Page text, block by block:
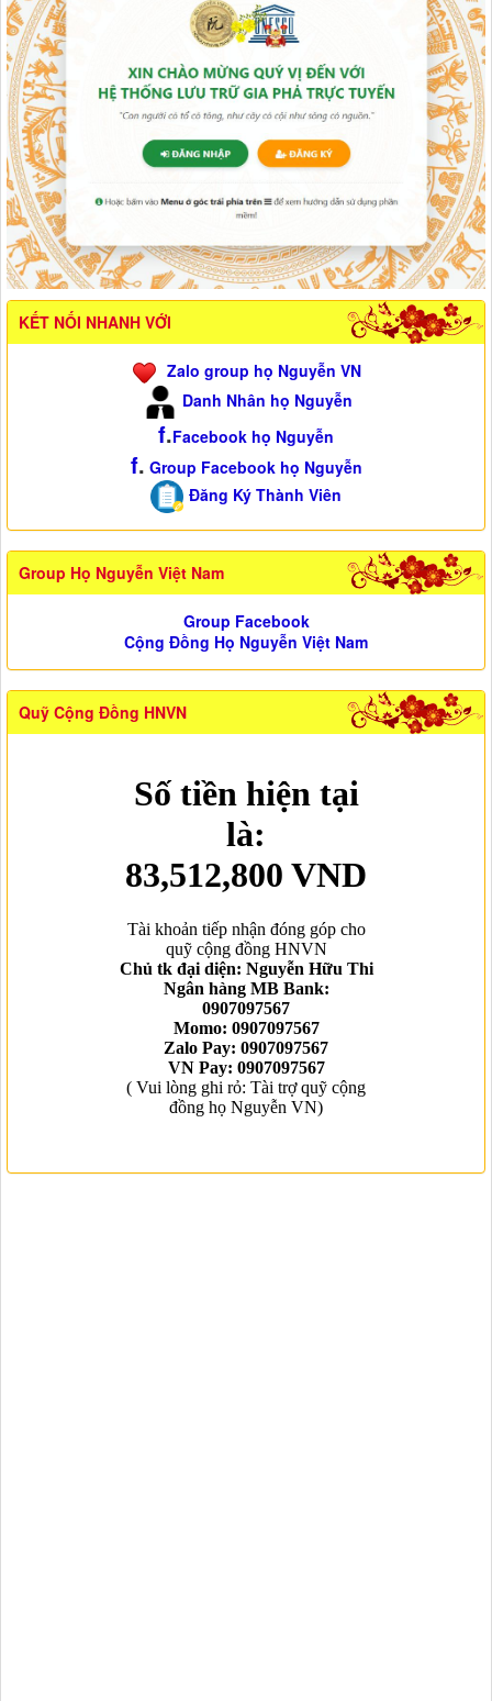
KẾT NỐI NHANH VỚI
Zalo group họ Nguyễn VN
Danh Nhân họ Nguyễn
f.Facebook họ Nguyễn
f. Group Facebook họ Nguyễn
Đăng Ký Thành Viên
Group Họ Nguyễn Việt Nam
Group Facebook
Cộng Đồng Họ Nguyễn Việt Nam
Quỹ Cộng Đồng HNVN